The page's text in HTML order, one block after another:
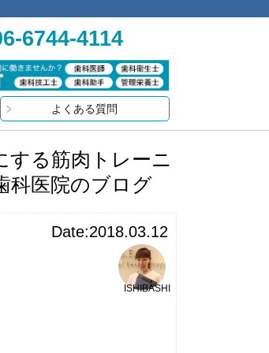
6744-4114
よくある質問
する筋肉トレーニ
科医院のブログ
Date:2018.03.12
ISHIBASHI